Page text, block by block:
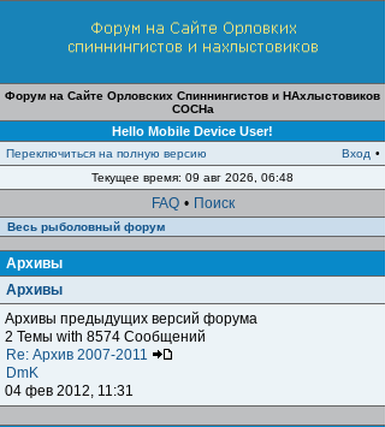
Форум на Сайте Орловских Спиннингистов и НАхлыстовиков
СОСНа
Hello Mobile Device User!
Переключиться на полную версию Вход •
Текущее время: 09 авг 2026, 06:48
FAQ • Поиск
Весь рыболовный форум
Архивы
Архивы
Архивы предыдущих версий форума
2 Темы with 8574 Сообщений
Re: Архив 2007-2011
DmK
04 фев 2012, 11:31